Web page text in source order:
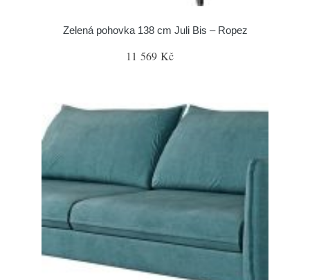
Zelená pohovka 138 cm Juli Bis – Ropez
11 569 Kč